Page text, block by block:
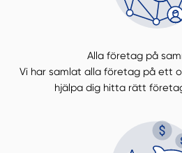
Alla företag på
Vi har samlat alla företag på ett
hjälpa dig hitta rätt